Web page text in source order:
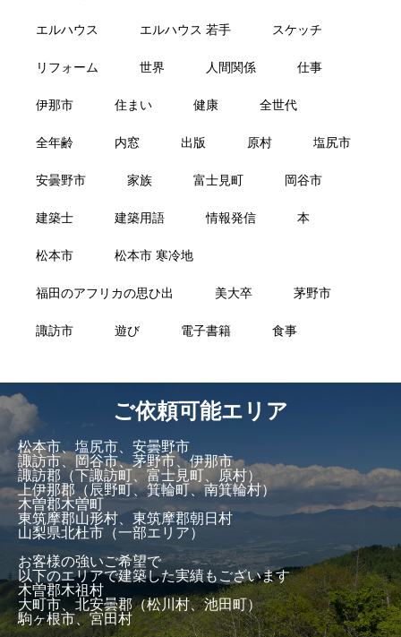
エルハウス エルハウス 若手 スケッチ
リフォーム 世界 人間関係 仕事
伊那市 住まい 健康 全世代
全年齢 内窓 出版 原村 塩尻市
安曇野市 家族 富士見町 岡谷市
建築士 建築用語 情報発信 本
松本市 松本市 寒冷地
福田のアフリカの思ひ出 美大卒 茅野市
諏訪市 遊び 電子書籍 食事
ご依頼可能エリア
松本市、塩尻市、安曇野市
諏訪市、岡谷市、茅野市、伊那市
諏訪郡（下諏訪町、富士見町、原村）
上伊那郡（辰野町、箕輪町、南箕輪村）
木曽郡木曽町
東筑摩郡山形村、東筑摩郡朝日村
山梨県北杜市（一部エリア）
お客様の強いご希望で
以下のエリアで建築した実績もございます
木曽郡木祖村
大町市、北安曇郡（松川村、池田町）
駒ヶ根市、宮田村